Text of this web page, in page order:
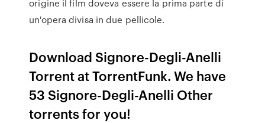
origine il film doveva essere la prima parte di
un'opera divisa in due pellicole.
Download Signore-Degli-Anelli
Torrent at TorrentFunk. We have
53 Signore-Degli-Anelli Other
torrents for you!